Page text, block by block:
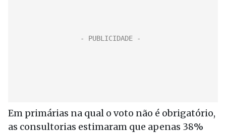
Em primárias na qual o voto não é obrigatório,
as consultorias estimaram que apenas 38%